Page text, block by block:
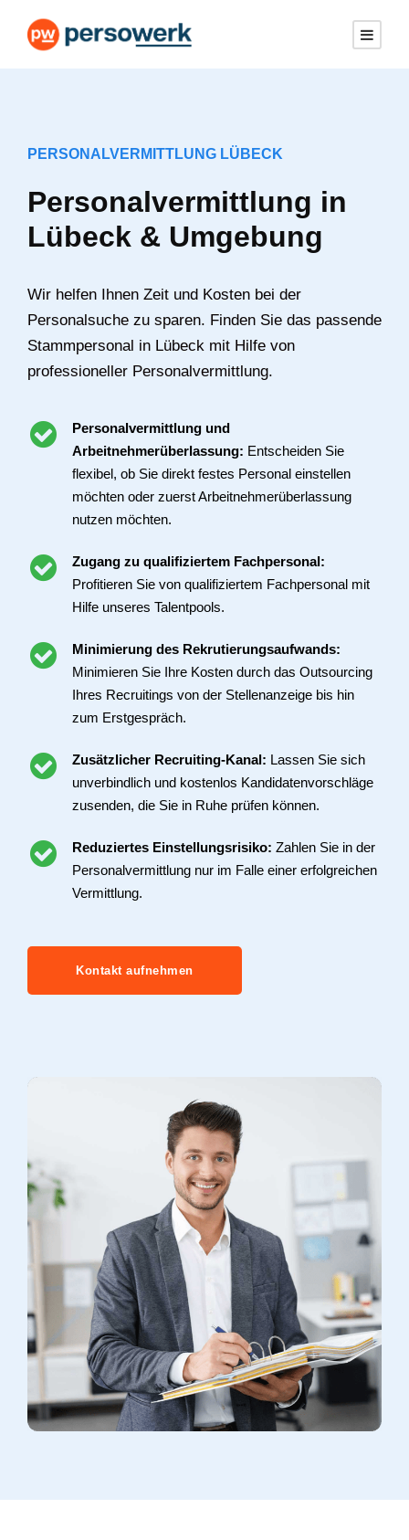
PERSONALVERMITTLUNG LÜBECK
Personalvermittlung in
Lübeck & Umgebung
Wir helfen Ihnen Zeit und Kosten bei der
Personalsuche zu sparen. Finden Sie das passende
Stammpersonal in Lübeck mit Hilfe von
professioneller Personalvermittlung.
Personalvermittlung und
Arbeitnehmerüberlassung: Entscheiden Sie
flexibel, ob Sie direkt festes Personal einstellen
möchten oder zuerst Arbeitnehmerüberlassung
nutzen möchten.
Zugang zu qualifiziertem Fachpersonal:
Profitieren Sie von qualifiziertem Fachpersonal mit
Hilfe unseres Talentpools.
Minimierung des Rekrutierungsaufwands:
Minimieren Sie Ihre Kosten durch das Outsourcing
Ihres Recruitings von der Stellenanzeige bis hin
zum Erstgespräch.
Zusätzlicher Recruiting-Kanal: Lassen Sie sich
unverbindlich und kostenlos Kandidatenvorschläge
zusenden, die Sie in Ruhe prüfen können.
Reduziertes Einstellungsrisiko: Zahlen Sie in der
Personalvermittlung nur im Falle einer erfolgreichen
Vermittlung.
Kontakt aufnehmen